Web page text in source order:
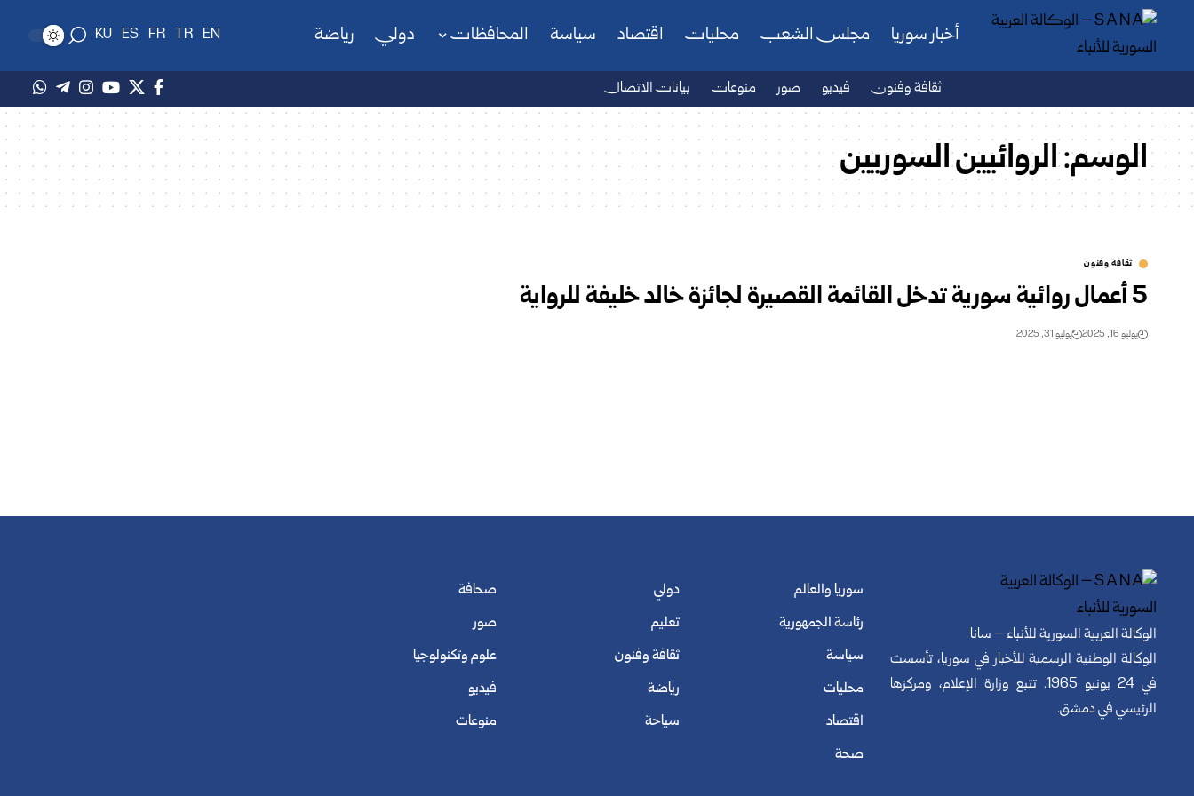
أخبار سوريا مجلس الشعب محليات اقتصاد سياسة المحافظات دولي رياضة EN
TR
FR
ES
KU
ثقافة وفنون فيديو صور منوعات بيانات الاتصال
الوسم:الروائيين السوريين
ثقافة وفنون
5 أعمال روائية سورية تدخل القائمة القصيرة لجائزة خالد خليفة للرواية
يوليو 16, 2025 يوليو 31, 2025
الوكالة العربية السورية للأنباء – سانا
الوكالة الوطنية الرسمية للأخبار في سوريا، تأسست
في 24 يونيو 1965. تتبع وزارة الإعلام، ومركزها
الرئيسي في دمشق.
سوريا والعالم
رئاسة الجمهورية
سياسة
محليات
اقتصاد
صحة
دولي
تعليم
ثقافة وفنون
رياضة
سياحة
صحافة
صور
علوم وتكنولوجيا
فيديو
منوعات